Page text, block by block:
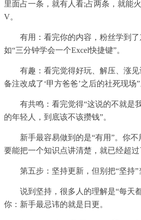
里面占一条，就有人看;占两条，就能
V。
有用：看完你的内容，粉丝学到
如“三分钟学会一个Excel快捷键”。
有趣：看完觉得好玩、解压、涨
备注改成了‘甲方爸爸’之后的社死现场”
有共鸣：看完觉得“这说的不就是
的年轻人，到底该不该攒钱”。
新手最容易做到的是“有用”。你
要能把一个知识点讲清楚，就已经超过
第五步：坚持更新，但别把“坚持
说到坚持，很多人的理解是“每天
你：新手最忌讳的就是日更。